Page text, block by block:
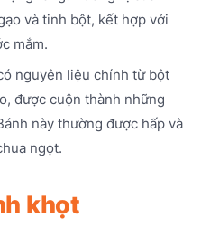
và tinh bột, kết hợp với
mắm.
nguyên liệu chính từ bột
được cuộn thành những
này thường được hấp và
ngọt.
khọt